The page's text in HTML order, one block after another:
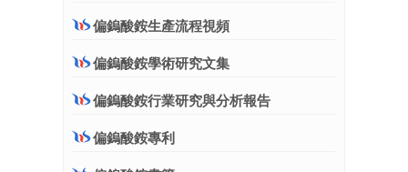
偏鎢酸銨生產流程視頻
偏鎢酸銨學術研究文集
偏鎢酸銨行業研究與分析報告
偏鎢酸銨專利